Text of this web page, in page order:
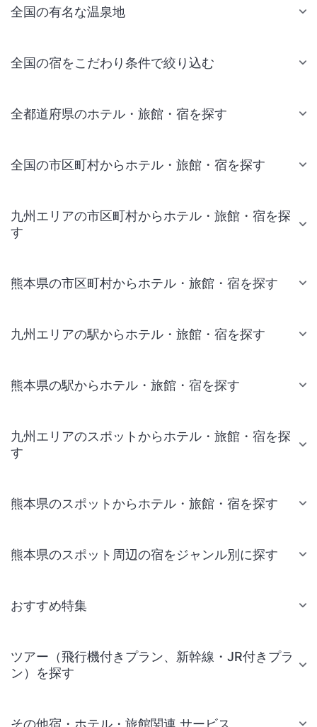
全国の有名な温泉地
全国の宿をこだわり条件で絞り込む
全都道府県のホテル・旅館・宿を探す
全国の市区町村からホテル・旅館・宿を探す
九州エリアの市区町村からホテル・旅館・宿を探
す
熊本県の市区町村からホテル・旅館・宿を探す
九州エリアの駅からホテル・旅館・宿を探す
熊本県の駅からホテル・旅館・宿を探す
九州エリアのスポットからホテル・旅館・宿を探
す
熊本県のスポットからホテル・旅館・宿を探す
熊本県のスポット周辺の宿をジャンル別に探す
おすすめ特集
ツアー（飛行機付きプラン、新幹線・JR付きプラ
ン）を探す
その他宿・ホテル・旅館関連 サービス